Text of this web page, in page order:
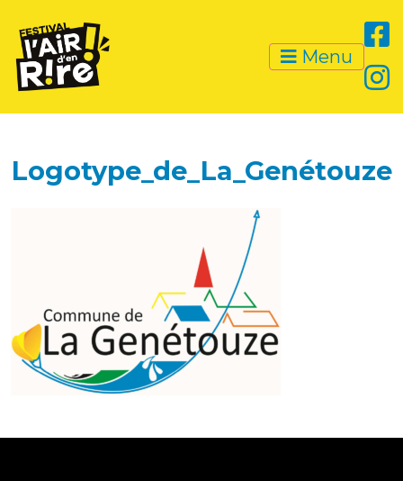
Menu
Logotype_de_La_Genétouze